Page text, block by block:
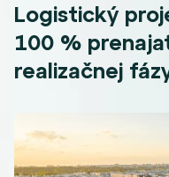
Logistický
100 %
realizačnej